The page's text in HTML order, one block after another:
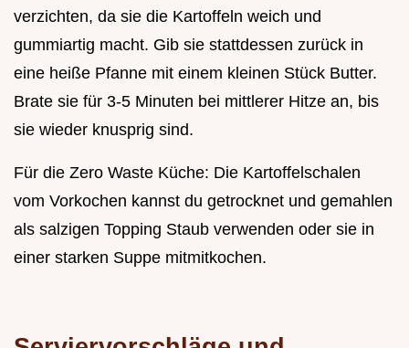
verzichten, da sie die Kartoffeln weich und
gummiartig macht. Gib sie stattdessen zurück in
eine heiße Pfanne mit einem kleinen Stück Butter.
Brate sie für 3-5 Minuten bei mittlerer Hitze an, bis
sie wieder knusprig sind.
Für die Zero Waste Küche: Die Kartoffelschalen
vom Vorkochen kannst du getrocknet und gemahlen
als salzigen Topping Staub verwenden oder sie in
einer starken Suppe mitmitkochen.